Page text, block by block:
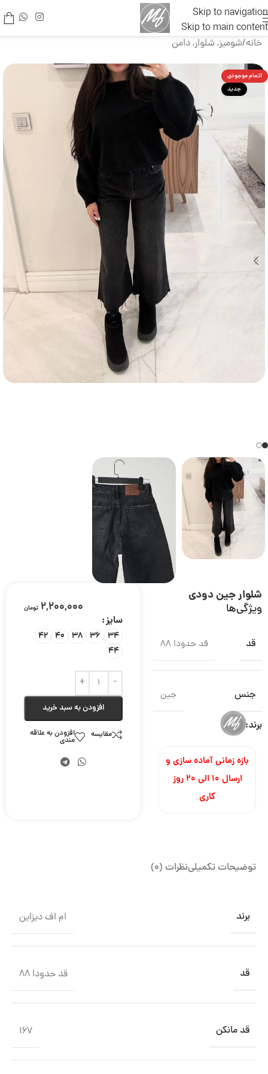
Skip to navigation
Skip to main content
خانه/شومیز, شلوار, دامن
اتمام موجودی
جدید
شلوار جین دودی
ویژگی‌ها
قد قد حدودا 88
جنس جین
برند:
بازه زمانی آماده سازی و
ارسال ۱۰ الی ۲۰ روز
کاری
2,200,000 تومان
سایز
34
36
38
40
42
44
افزودن به سبد خرید
مقایسه افزودن به علاقه
مندی
توضیحات تکمیلینظرات (0)
برند ام اف دیزاین
قد قد حدودا 88
قد مانکن 167